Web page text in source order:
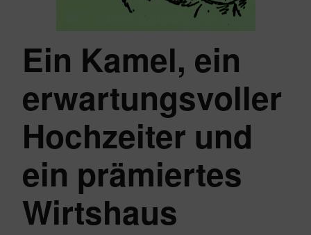
Ein Kamel, ein
erwartungsvoller
Hochzeiter und
ein prämiertes
Wirtshaus